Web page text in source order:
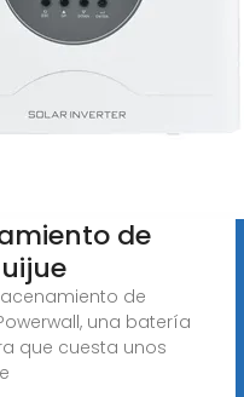
de
de
una batería
que cuesta unos